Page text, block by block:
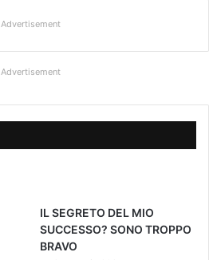
Advertisement
Advertisement
IL SEGRETO DEL MIO
SUCCESSO? SONO TROPPO
BRAVO